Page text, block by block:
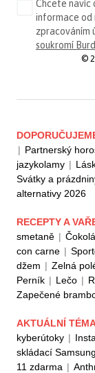
Chcete navíc
informace od
zpracováním
soukromí
©
| Partnerský
jazykolamy |
Svátky a
alternativy 2026
RECEPTY A
smetaně |
con carne |
džem | Zelná
Perník | Lečo |
Zapečené
AKTUÁLNÍ
kyberútoky |
skládací Samsung
11 zdarma |